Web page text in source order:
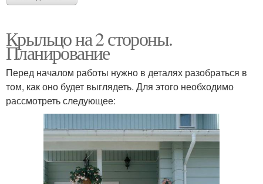
Крыльцо на 2 стороны.
Планирование
Перед началом работы нужно в деталях разобраться в
том, как оно будет выглядеть. Для этого необходимо
рассмотреть следующее: